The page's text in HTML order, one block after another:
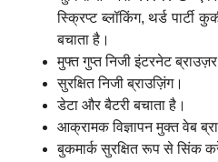
स्क्रिप्ट ब्लॉकिंग, थर्ड पार्टी
बचाता है।
मुफ्त गुप्त निजी इंटरनेट
सुरक्षित निजी ब्राउज़िंग।
डेटा और बैटरी बचाता है।
आक्रामक विज्ञापन मुक्त वेब
बुकमार्क सुरक्षित रूप से सिंक